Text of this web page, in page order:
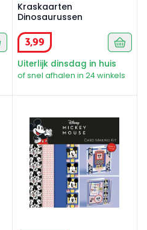
Kraskaarten
Dinosaurussen
3,99
Uiterlijk dinsdag in huis
of snel afhalen in 24 winkels